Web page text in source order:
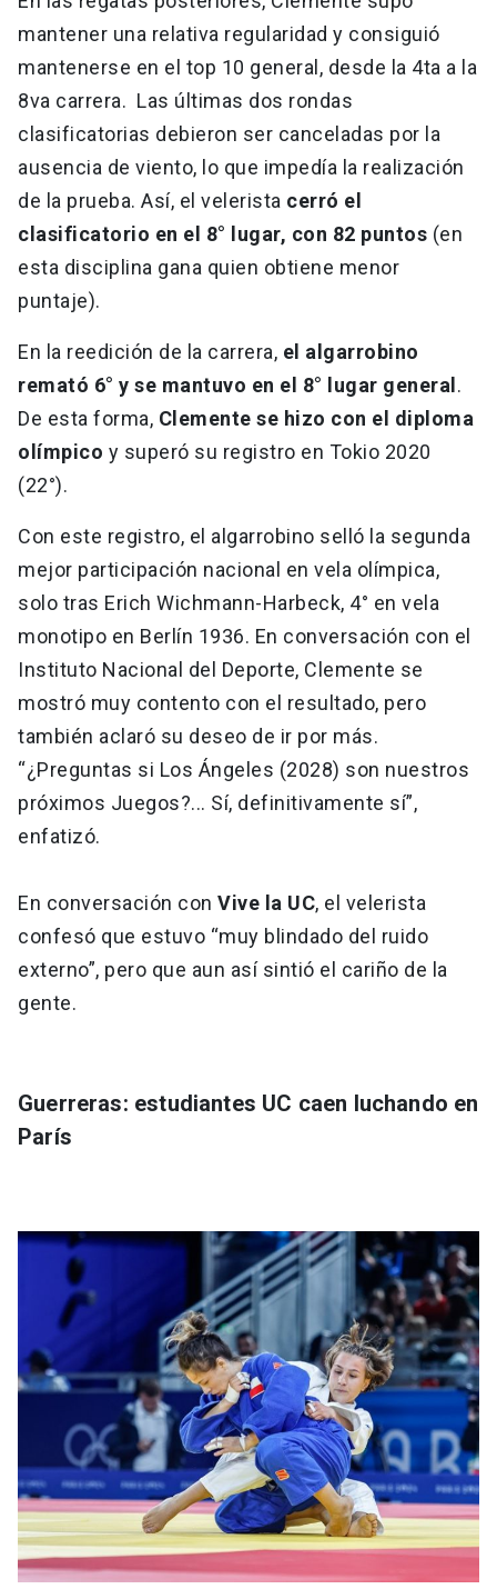
mantener una relativa regularidad y consiguió
mantenerse en el top 10 general, desde la 4ta a la
8va carrera. Las últimas dos rondas
clasificatorias debieron ser canceladas por la
ausencia de viento, lo que impedía la realización
de la prueba. Así, el velerista cerró el
clasificatorio en el 8° lugar, con 82 puntos (en
esta disciplina gana quien obtiene menor
puntaje).
En la reedición de la carrera, el algarrobino
remató 6° y se mantuvo en el 8° lugar general .
De esta forma, Clemente se hizo con el diploma
olímpico y superó su registro en Tokio 2020
(22°).
Con este registro, el algarrobino selló la segunda
mejor participación nacional en vela olímpica,
solo tras Erich Wichmann-Harbeck, 4° en vela
monotipo en Berlín 1936. En conversación con el
Instituto Nacional del Deporte, Clemente se
mostró muy contento con el resultado, pero
también aclaró su deseo de ir por más.
“¿Preguntas si Los Ángeles (2028) son nuestros
próximos Juegos?... Sí, definitivamente sí”,
enfatizó.
En conversación con Vive la UC, el velerista
confesó que estuvo “muy blindado del ruido
externo”, pero que aun así sintió el cariño de la
gente.
Guerreras: estudiantes UC caen luchando en
París